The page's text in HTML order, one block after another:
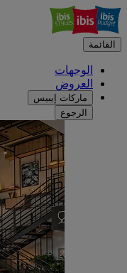
القائمة
الوجهات
العروض
ماركات إيبيس
الرجوع